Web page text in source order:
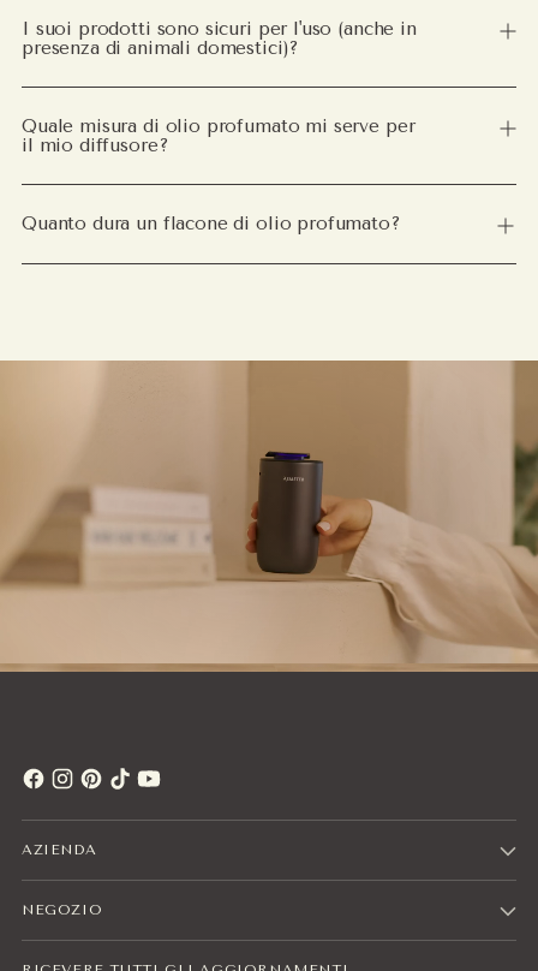
I suoi prodotti sono sicuri per l'uso (anche in
presenza di animali domestici)?
Quale misura di olio profumato mi serve per
il mio diffusore?
Quanto dura un flacone di olio profumato?
AZIENDA
NEGOZIO